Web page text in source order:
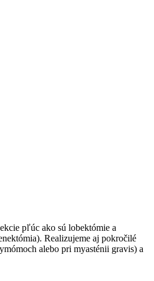
pľúc ako sú lobektómie a
Realizujeme aj pokročilé
alebo pri myasténii gravis) a